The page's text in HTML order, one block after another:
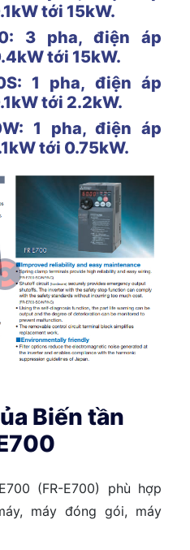
tới 15kW.
3 pha, điện áp
tới 15kW.
1 pha, điện áp
tới 2.2kW.
1 pha, điện áp
tới 0.75kW.
Biến tần
(FR-E700) phù hợp
máy đóng gói, máy